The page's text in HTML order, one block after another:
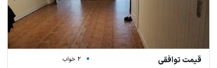
قیمت توافقی
2 خواب